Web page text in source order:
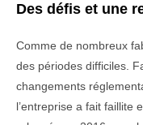
Des défis et une
Comme de nombreux
des périodes difficiles.
changements
l’entreprise a fait faillite